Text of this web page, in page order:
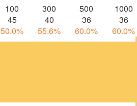
100 300 500
1000
45 40 36
36
50.0% 55.6% 60.0% 60.0%